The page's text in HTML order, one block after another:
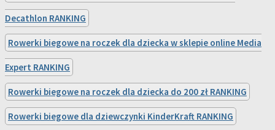
Decathlon RANKING
Rowerki biegowe na roczek dla dziecka w sklepie online Media
Expert RANKING
Rowerki biegowe na roczek dla dziecka do 200 zł RANKING
Rowerki biegowe dla dziewczynki KinderKraft RANKING